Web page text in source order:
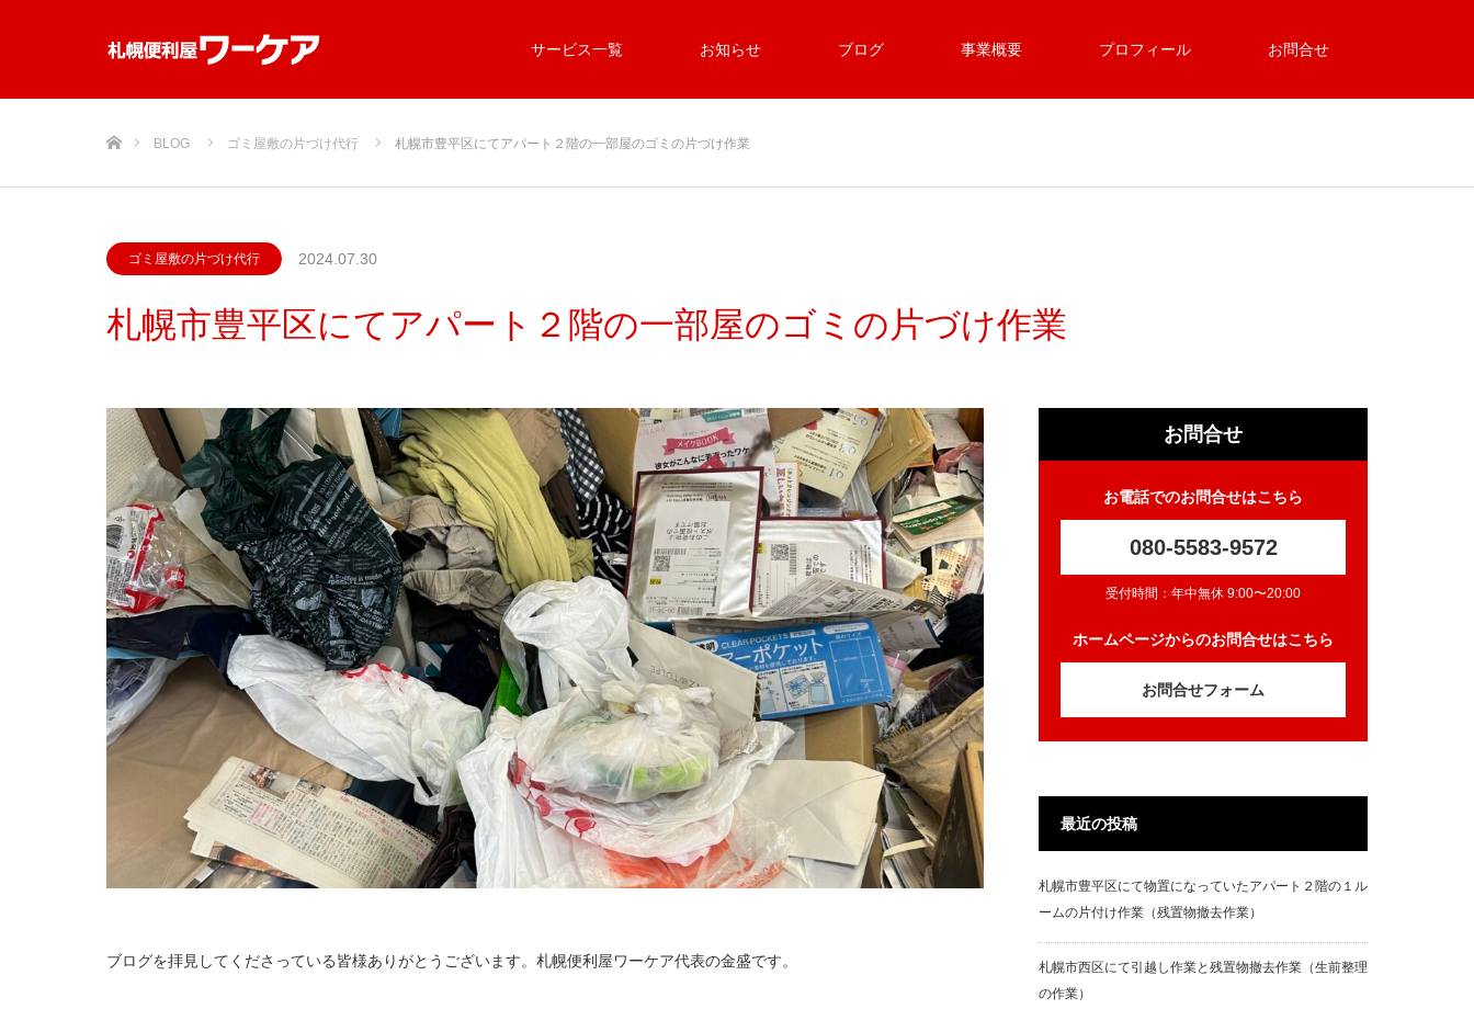
サービス一覧 お知らせ ブログ 事業概要 プロフィール お問合せ
BLOG ゴミ屋敷の片づけ代行 札幌市豊平区にてアパート２階の一部屋のゴミの片づけ作業
ゴミ屋敷の片づけ代行 2024.07.30
札幌市豊平区にてアパート２階の一部屋のゴミの片づけ作業
ブログを拝見してくださっている皆様ありがとうございます。札幌便利屋ワーケア代表の金盛です。
お問合せ
お電話でのお問合せはこちら
080-5583-9572
受付時間：年中無休 9:00〜20:00
ホームページからのお問合せはこちら
お問合せフォーム
最近の投稿
札幌市豊平区にて物置になっていたアパート２階の１ル
ームの片付け作業（残置物撤去作業）
札幌市西区にて引越し作業と残置物撤去作業（生前整理
の作業）